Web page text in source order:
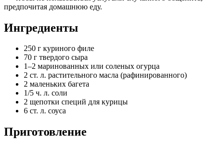
предпочитая домашнюю еду.
Ингредиенты
250 г куриного филе
70 г твердого сыра
1–2 маринованных или соленых огурца
2 ст. л. растительного масла (рафинированного)
2 маленьких багета
1/5 ч. л. соли
2 щепотки специй для курицы
6 ст. л. соуса
Приготовление